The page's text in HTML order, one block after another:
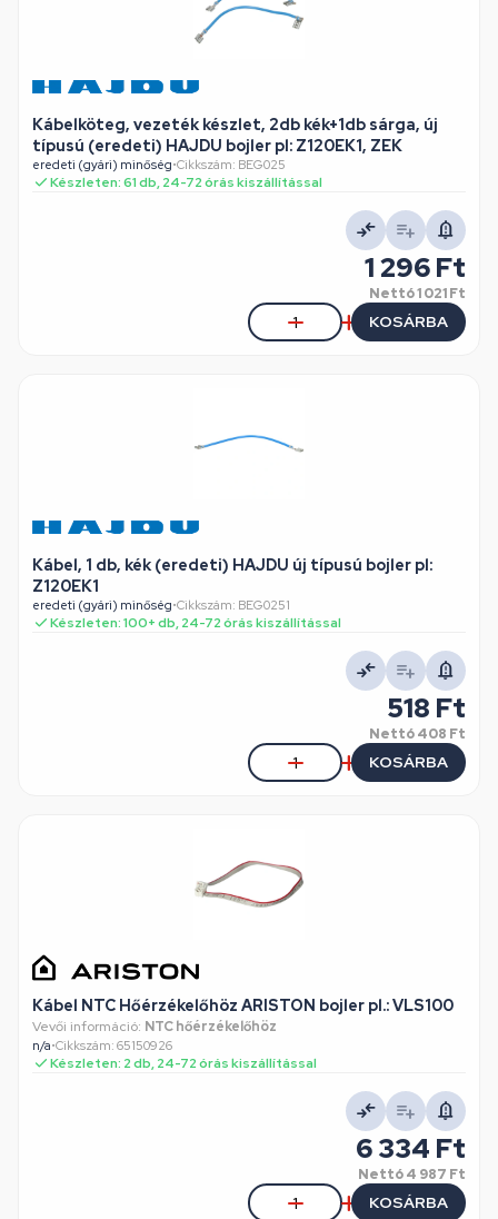
Kábelköteg, vezeték készlet, 2db kék+1db sárga, új
típusú (eredeti) HAJDU bojler pl: Z120EK1, ZEK
eredeti (gyári) minőség•Cikkszám: BEG025
Készleten: 61 db, 24-72 órás kiszállítással
1 296 Ft
Nettó1 021 Ft
KOSÁRBA
Kábel, 1 db, kék (eredeti) HAJDU új típusú bojler pl:
Z120EK1
eredeti (gyári) minőség•Cikkszám: BEG0251
Készleten: 100+ db, 24-72 órás kiszállítással
518 Ft
Nettó408 Ft
KOSÁRBA
Kábel NTC Hőérzékelőhöz ARISTON bojler pl.: VLS100
Vevői információ: NTC hőérzékelőhöz
n/a•Cikkszám: 65150926
Készleten: 2 db, 24-72 órás kiszállítással
6 334 Ft
Nettó4 987 Ft
KOSÁRBA